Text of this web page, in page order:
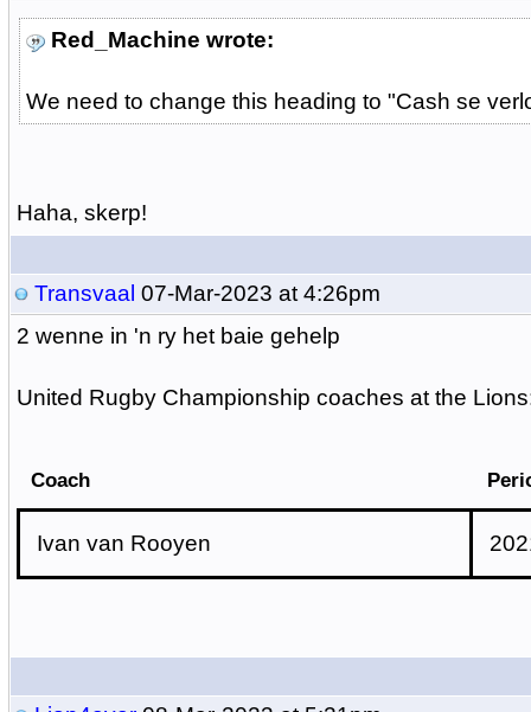
Red_Machine wrote:
We need to change this heading to "Cash se
Haha, skerp!
Transvaal 07-Mar-2023 at 4:26pm
2 wenne in 'n ry het baie gehelp
United Rugby Championship coaches at the
Coach
Ivan van Rooyen